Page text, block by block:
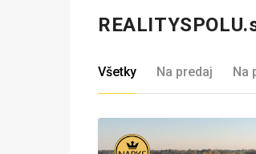
Všetky Na predaj Na